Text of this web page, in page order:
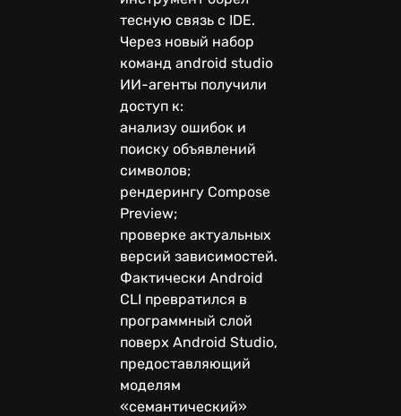
тесную связь с IDE.
Через новый набор
команд android studio
ИИ-агенты получили
доступ к:
анализу ошибок и
поиску объявлений
символов;
рендерингу Compose
Preview;
проверке актуальных
версий зависимостей.
Фактически Android
CLI превратился в
программный слой
поверх Android Studio,
предоставляющий
моделям
«семантический»